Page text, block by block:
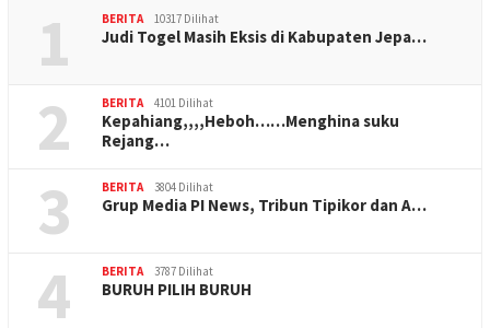
1 BERITA 10317 Dilihat
Judi Togel Masih Eksis di Kabupaten Jepa…
2 BERITA 4101 Dilihat
Kepahiang,,,,Heboh……Menghina suku
Rejang…
3 BERITA 3804 Dilihat
Grup Media PI News, Tribun Tipikor dan A…
4 BERITA 3787 Dilihat
BURUH PILIH BURUH